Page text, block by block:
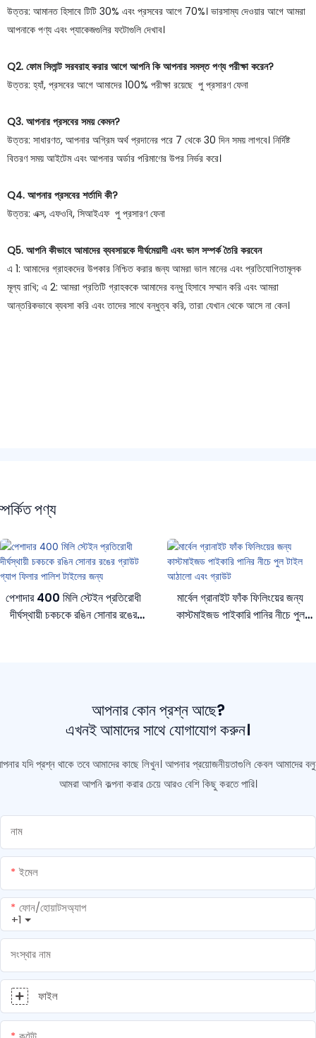
উত্তর: আমানত হিসাবে টিটি 30% এবং প্রসবের আগে 70%। ভারসাম্য দেওয়ার আগে আমরা
আপনাকে পণ্য এবং প্যাকেজগুলির ফটোগুলি দেখাব।
Q2. ফোম সিলান্ট সরবরাহ করার আগে আপনি কি আপনার সমস্ত পণ্য পরীক্ষা করেন?
উত্তর: হ্যাঁ, প্রসবের আগে আমাদের 100% পরীক্ষা রয়েছে পু প্রসারণ ফেনা
Q3. আপনার প্রসবের সময় কেমন?
উত্তর: সাধারণত, আপনার অগ্রিম অর্থ প্রদানের পরে 7 থেকে 30 দিন সময় লাগবে। নির্দিষ্ট
বিতরণ সময় আইটেম এবং আপনার অর্ডার পরিমাণের উপর নির্ভর করে।
Q4. আপনার প্রসবের শর্তাদি কী?
উত্তর: এক্স, এফওবি, সিআইএফ পু প্রসারণ ফেনা
Q5. আপনি কীভাবে আমাদের ব্যবসায়কে দীর্ঘমেয়াদী এবং ভাল সম্পর্ক তৈরি করবেন
এ 1: আমাদের গ্রাহকদের উপকার নিশ্চিত করার জন্য আমরা ভাল মানের এবং প্রতিযোগিতামূলক
মূল্য রাখি; এ 2: আমরা প্রতিটি গ্রাহককে আমাদের বন্ধু হিসাবে সম্মান করি এবং আমরা
আন্তরিকভাবে ব্যবসা করি এবং তাদের সাথে বন্ধুত্ব করি, তারা যেখান থেকে আসে না কেন।
পণ্য
পেশাদার 400 মিলি স্টেইন প্রতিরোধী
দীর্ঘস্থায়ী চকচকে রঙিন সোনার রঙের
মার্বেল গ্রানাইট ফাঁক ফিলিংয়ের জন্য
কাস্টমাইজড পাইকারি পানির নীচে পুল
আপনার কোন প্রশ্ন আছে?
এখনই আমাদের সাথে যোগাযোগ করুন।
যদি প্রশ্ন থাকে তবে আমাদের কাছে লিখুন। আপনার প্রয়োজনীয়তাগুলি কেবল আমাদের
আমরা আপনি কল্পনা করার চেয়ে আরও বেশি কিছু করতে পারি।
নাম
ইমেল
+1
ফোন/হোয়াটসঅ্যাপ
সংস্থার নাম
ফাইল